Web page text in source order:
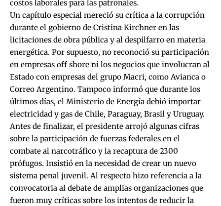
costos laborales para las patronales.
Un capítulo especial mereció su crítica a la corrupción
durante el gobierno de Cristina Kirchner en las
licitaciones de obra pública y al despilfarro en materia
energética. Por supuesto, no reconoció su participación
en empresas off shore ni los negocios que involucran al
Estado con empresas del grupo Macri, como Avianca o
Correo Argentino. Tampoco informó que durante los
últimos días, el Ministerio de Energía debió importar
electricidad y gas de Chile, Paraguay, Brasil y Uruguay.
Antes de finalizar, el presidente arrojó algunas cifras
sobre la participación de fuerzas federales en el
combate al narcotráfico y la recaptura de 2300
prófugos. Insistió en la necesidad de crear un nuevo
sistema penal juvenil. Al respecto hizo referencia a la
convocatoria al debate de amplias organizaciones que
fueron muy críticas sobre los intentos de reducir la